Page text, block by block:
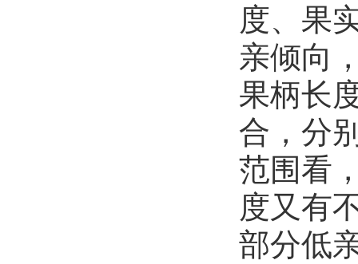
度、果
亲倾向
果柄长
合，分
范围看
度又有
部分低